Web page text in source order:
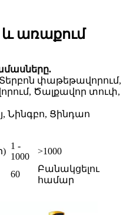
առաքում
փաթեթավորում,
Ծալքավոր տուփ,
Նինգբո, Ցինդաո
1 -
1000
>1000
60
Բանակցելու
համար